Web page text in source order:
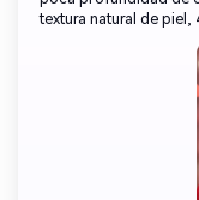
textura natural de piel,